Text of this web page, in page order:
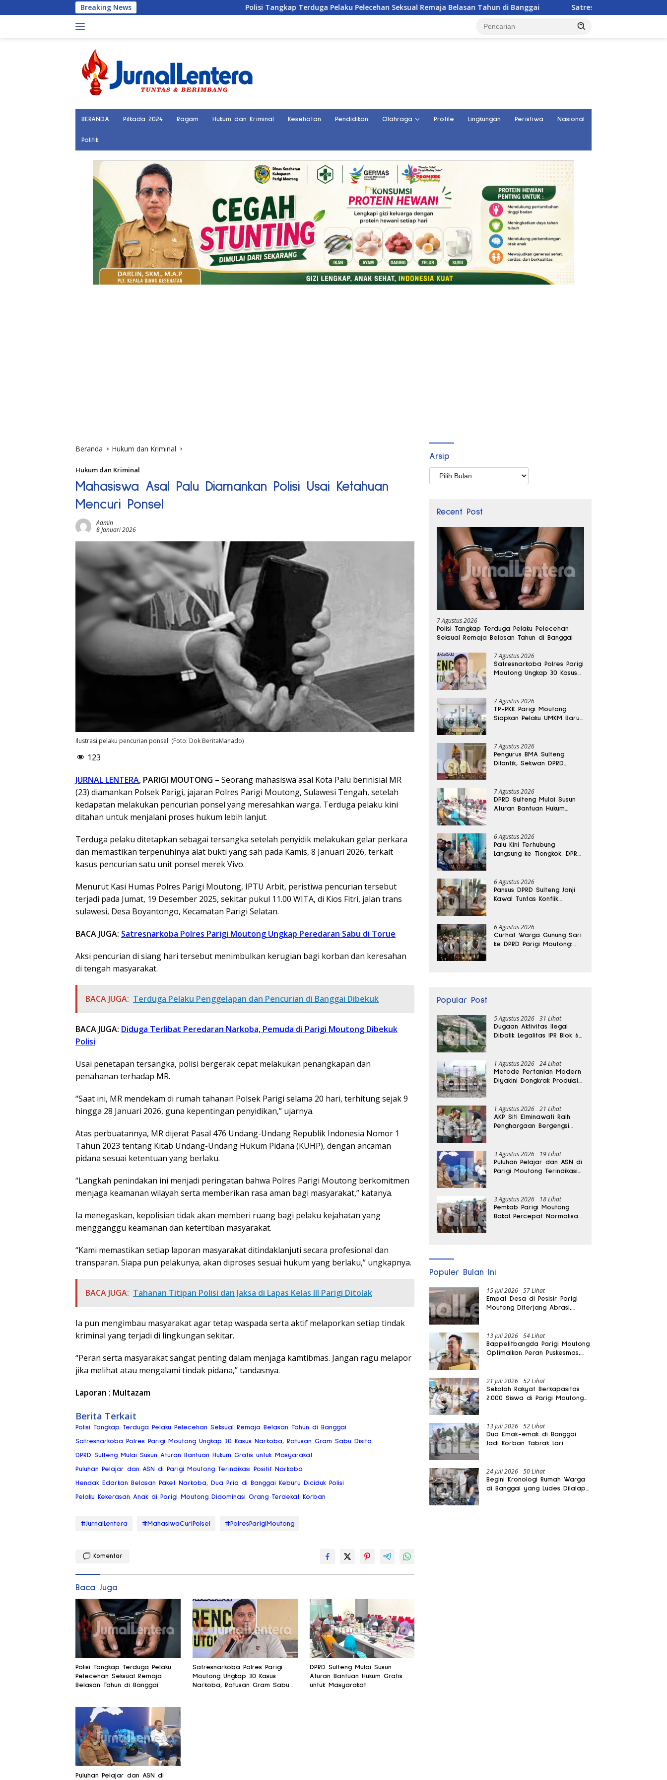
ke
Breaking News Polisi Tangkap Terduga Pelaku Pelecehan Seksual Remaja Belasan Tahun di Banggai Satresnarkoba Polres Parigi Moutong Ungkap
BERANDA Pilkada 2024 Ragam Hukum dan Kriminal Kesehatan Pendidikan Olahraga Profile Lingkungan Peristiwa Nasional
Politik
Beranda Hukum dan Kriminal
Hukum dan Kriminal
Mahasiswa Asal Palu Diamankan Polisi Usai Ketahuan
Mencuri Ponsel
Admin
8 Januari 2026
Ilustrasi pelaku pencurian ponsel. (Foto: Dok BeritaManado)
123
JURNAL LENTERA, PARIGI MOUTONG – Seorang mahasiswa asal Kota Palu berinisial MR
(23) diamankan Polsek Parigi, jajaran Polres Parigi Moutong, Sulawesi Tengah, setelah
kedapatan melakukan pencurian ponsel yang meresahkan warga. Terduga pelaku kini
ditahan untuk menjalani proses hukum lebih lanjut.
Terduga pelaku ditetapkan sebagai tersangka setelah penyidik melakukan gelar perkara
dan memastikan terpenuhinya alat bukti yang sah pada Kamis, 8 Januari 2026, terkait
kasus pencurian satu unit ponsel merek Vivo.
Menurut Kasi Humas Polres Parigi Moutong, IPTU Arbit, peristiwa pencurian tersebut
terjadi pada Jumat, 19 Desember 2025, sekitar pukul 11.00 WITA, di Kios Fitri, jalan trans
sulawesi, Desa Boyantongo, Kecamatan Parigi Selatan.
BACA JUGA: Satresnarkoba Polres Parigi Moutong Ungkap Peredaran Sabu di Torue
Aksi pencurian di siang hari tersebut menimbulkan kerugian bagi korban dan keresahan
di tengah masyarakat.
BACA JUGA: Terduga Pelaku Penggelapan dan Pencurian di Banggai Dibekuk
BACA JUGA: Diduga Terlibat Peredaran Narkoba, Pemuda di Parigi Moutong Dibekuk
Polisi
Usai penetapan tersangka, polisi bergerak cepat melakukan penangkapan dan
penahanan terhadap MR.
“Saat ini, MR mendekam di rumah tahanan Polsek Parigi selama 20 hari, terhitung sejak 9
hingga 28 Januari 2026, guna kepentingan penyidikan,” ujarnya.
Atas perbuatannya, MR dijerat Pasal 476 Undang-Undang Republik Indonesia Nomor 1
Tahun 2023 tentang Kitab Undang-Undang Hukum Pidana (KUHP), dengan ancaman
pidana sesuai ketentuan yang berlaku.
“Langkah penindakan ini menjadi peringatan bahwa Polres Parigi Moutong berkomitmen
menjaga keamanan wilayah serta memberikan rasa aman bagi masyarakat,” katanya.
Ia menegaskan, kepolisian tidak akan memberi ruang bagi pelaku kejahatan yang
mengganggu keamanan dan ketertiban masyarakat.
“Kami memastikan setiap laporan masyarakat ditindaklanjuti secara profesional dan
transparan. Siapa pun pelakunya, akan diproses sesuai hukum yang berlaku,” ungkapnya.
BACA JUGA: Tahanan Titipan Polisi dan Jaksa di Lapas Kelas III Parigi Ditolak
Ia pun mengimbau masyarakat agar tetap waspada serta aktif melaporkan setiap tindak
kriminal yang terjadi di lingkungan sekitar.
“Peran serta masyarakat sangat penting dalam menjaga kamtibmas. Jangan ragu melapor
jika melihat atau mengalami tindak pidana,” tandasnya.
Laporan : Multazam
Berita Terkait
Polisi Tangkap Terduga Pelaku Pelecehan Seksual Remaja Belasan Tahun di Banggai
Satresnarkoba Polres Parigi Moutong Ungkap 30 Kasus Narkoba, Ratusan Gram Sabu Disita
DPRD Sulteng Mulai Susun Aturan Bantuan Hukum Gratis untuk Masyarakat
Puluhan Pelajar dan ASN di Parigi Moutong Terindikasi Positif Narkoba
Hendak Edarkan Belasan Paket Narkoba, Dua Pria di Banggai Keburu Diciduk Polisi
Pelaku Kekerasan Anak di Parigi Moutong Didominasi Orang Terdekat Korban
#JurnalLentera #MahasiwaCuriPolsel #PolresParigiMoutong
Komentar
Baca Juga
Polisi Tangkap Terduga Pelaku
Pelecehan Seksual Remaja
Belasan Tahun di Banggai
Satresnarkoba Polres Parigi
Moutong Ungkap 30 Kasus
Narkoba, Ratusan Gram Sabu
DPRD Sulteng Mulai Susun
Aturan Bantuan Hukum Gratis
untuk Masyarakat
Puluhan Pelajar dan ASN di
Arsip
Arsip
Recent Post
7 Agustus 2026
Polisi Tangkap Terduga Pelaku Pelecehan
Seksual Remaja Belasan Tahun di Banggai
7 Agustus 2026
Satresnarkoba Polres Parigi
Moutong Ungkap 30 Kasus
7 Agustus 2026
TP-PKK Parigi Moutong
Siapkan Pelaku UMKM Baru
7 Agustus 2026
Pengurus BMA Sulteng
Dilantik, Sekwan DPRD
7 Agustus 2026
DPRD Sulteng Mulai Susun
Aturan Bantuan Hukum
6 Agustus 2026
Palu Kini Terhubung
Langsung ke Tiongkok, DPRD
6 Agustus 2026
Pansus DPRD Sulteng Janji
Kawal Tuntas Konflik
6 Agustus 2026
Curhat Warga Gunung Sari
ke DPRD Parigi Moutong:
Popular Post
5 Agustus 2026 31 Lihat
Dugaan Aktivitas Ilegal
Dibalik Legalitas IPR Blok 6
1 Agustus 2026 24 Lihat
Metode Pertanian Modern
Diyakini Dongkrak Produksi
1 Agustus 2026 21 Lihat
AKP Siti Elminawati Raih
Penghargaan Bergengsi
3 Agustus 2026 19 Lihat
Puluhan Pelajar dan ASN di
Parigi Moutong Terindikasi
3 Agustus 2026 18 Lihat
Pemkab Parigi Moutong
Bakal Percepat Normalisasi
Populer Bulan Ini
15 Juli 2026 57 Lihat
Empat Desa di Pesisir Parigi
Moutong Diterjang Abrasi,
13 Juli 2026 54 Lihat
Bappelitbangda Parigi Moutong
Optimalkan Peran Puskesmas,
21 Juli 2026 52 Lihat
Sekolah Rakyat Berkapasitas
2.000 Siswa di Parigi Moutong
13 Juli 2026 52 Lihat
Dua Emak-emak di Banggai
Jadi Korban Tabrak Lari
24 Juli 2026 50 Lihat
Begini Kronologi Rumah Warga
di Banggai yang Ludes Dilalap